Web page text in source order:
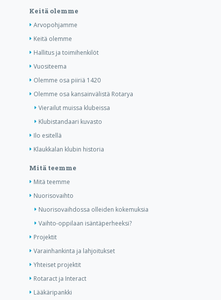
Keitä olemme
Arvopohjamme
Keitä olemme
Hallitus ja toimihenkilöt
Vuositeema
Olemme osa piiriä 1420
Olemme osa kansainvälistä Rotarya
Vierailut muissa klubeissa
Klubistandaari kuvasto
Ilo esitellä
Klaukkalan klubin historia
Mitä teemme
Mitä teemme
Nuorisovaihto
Nuorisovaihdossa olleiden kokemuksia
Vaihto-oppilaan isäntäperheeksi?
Projektit
Varainhankinta ja lahjoitukset
Yhteiset projektit
Rotaract ja Interact
Lääkäripankki